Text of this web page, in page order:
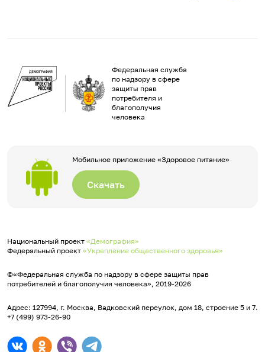
Федеральная служба
по надзору в сфере
защиты прав
потребителя и
благополучия
человека
Мобильное приложение «Здоровое питание»
Скачать
Национальный проект «Демография»
Федеральный проект «Укрепление общественного здоровья»
©«Федеральная служба по надзору в сфере защиты прав
потребителей и благополучия человека», 2019-2026
Адрес: 127994, г. Москва, Вадковский переулок, дом 18, строение 5 и 7.
+7 (499) 973-26-90